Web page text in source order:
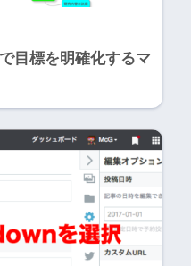
目標を明確化するマ